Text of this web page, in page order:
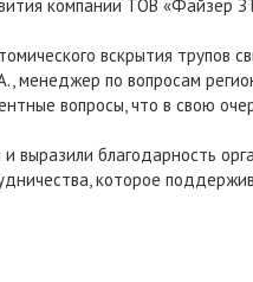
компании ТОВ «Файзер
вскрытия трупов
менеджер по вопросам
вопросы, что в свою
выразили благодарность
которое